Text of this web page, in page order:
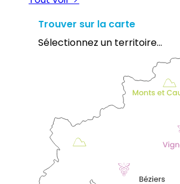
Trouver sur la carte
Sélectionnez un territoire...